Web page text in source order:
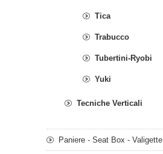
Tica
Trabucco
Tubertini-Ryobi
Yuki
Tecniche Verticali
Paniere - Seat Box - Valigette